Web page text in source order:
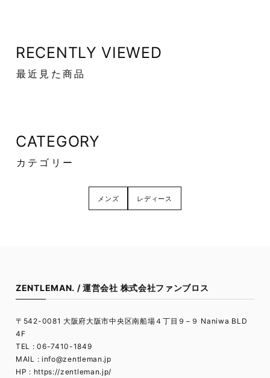
RECENTLY VIEWED
最近見た商品
CATEGORY
カテゴリー
メンズ レディース
ZENTLEMAN. / 運営会社 株式会社ファンブロス
〒542-0081 大阪府大阪市中央区南船場４丁目９−９ Naniwa BLD
4F
TEL : 06-7410-1849
MAIL : info@zentleman.jp
HP : https://zentleman.jp/